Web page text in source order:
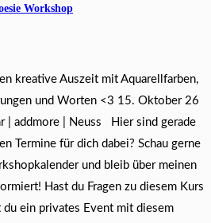
Workshop
kreative Auszeit mit Aquarellfarben,
und Worten <3 15. Oktober 26
| addmore | Neuss Hier sind gerade
Termine für dich dabei? Schau gerne
und bleib über meinen
Hast du Fragen zu diesem Kurs
ein privates Event mit diesem